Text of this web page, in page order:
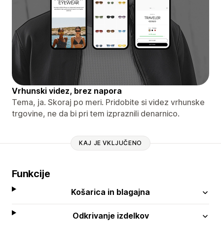
Vrhunski videz, brez napora
Tema, ja. Skoraj po meri. Pridobite si videz vrhunske
trgovine, ne da bi pri tem izpraznili denarnico.
KAJ JE VKLJUČENO
Funkcije
Košarica in blagajna
Odkrivanje izdelkov